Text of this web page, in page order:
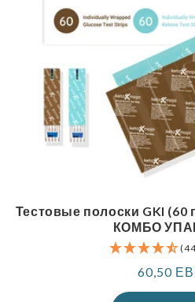
Тестовые полоски GKI (60
КОМБО
цена
60,50